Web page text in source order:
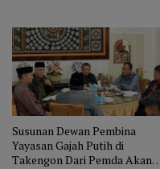
Susunan Dewan Pembina
Yayasan Gajah Putih di
Takengon Dari Pemda Akan